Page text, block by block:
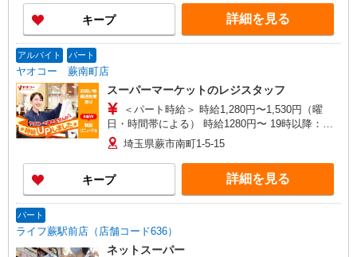
ださい
キープ 詳細を見る
アルバイト パート
ヤオコー 蕨南町店
スーパーマーケットのレジスタッフ
＜パート時給＞ 時給1,280円〜1,530円（曜
日・時間帯による） 時給1280円〜 19時以降：時
給1430円〜 ★土曜＋100円 ★日・祝＋100円 ※ア
ルバイトさんの時給や募集内容はお問い合わせく
ださい
埼玉県蕨市南町1-5-15
キープ 詳細を見る
パート
ライフ蕨駅前店（店舗コード636）
ネットスーパー